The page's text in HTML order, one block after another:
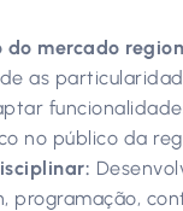
do mercado
as
no público da
programação,